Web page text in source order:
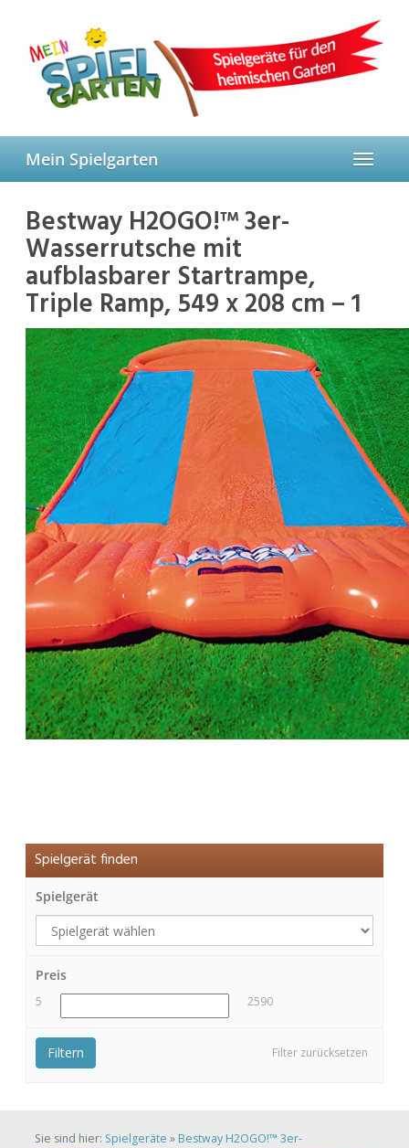
content
Toggle
Mein Spielgarten
Bestway H2OGO!™ 3er-
Wasserrutsche mit
aufblasbarer Startrampe,
Triple Ramp, 549 x 208 cm – 1
Spielgerät finden
Spielgerät
Preis
5 2590
Filter zurücksetzen
Filtern
Sie sind hier: Spielgeräte » Bestway H2OGO!™ 3er-